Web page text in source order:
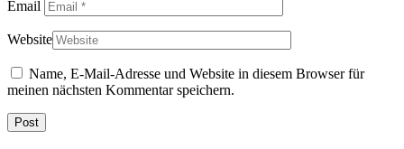
Email
Website
Name, E-Mail-Adresse und Website in diesem Browser für
meinen nächsten Kommentar speichern.